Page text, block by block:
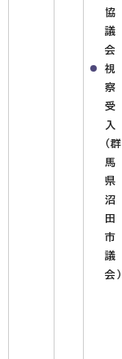
協
議
会
視
察
受
入
（群
馬
県
沼
田
市
議
会）